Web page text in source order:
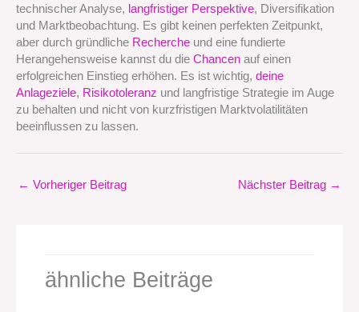
technischer Analyse, langfristiger Perspektive, Diversifikation
und Marktbeobachtung. Es gibt keinen perfekten Zeitpunkt,
aber durch gründliche Recherche und eine fundierte
Herangehensweise kannst du die Chancen auf einen
erfolgreichen Einstieg erhöhen. Es ist wichtig, deine
Anlageziele, Risikotoleranz und langfristige Strategie im Auge
zu behalten und nicht von kurzfristigen Marktvolatilitäten
beeinflussen zu lassen.
← Vorheriger Beitrag Nächster Beitrag →
ähnliche Beiträge